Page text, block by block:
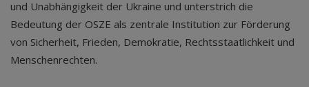
und Unabhängigkeit der Ukraine und unterstrich die
Bedeutung der OSZE als zentrale Institution zur Förderung
von Sicherheit, Frieden, Demokratie, Rechtsstaatlichkeit und
Menschenrechten.